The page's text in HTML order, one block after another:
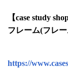
【case study
フレーム(フレ
https://